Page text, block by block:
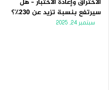
سيرتفع بنسبة تزيد عن 230٪؟
سبتمبر 24, 2025